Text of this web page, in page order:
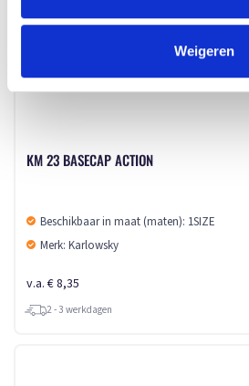
Weigeren
KM 23 BASECAP ACTION
Beschikbaar in maat (maten): 1SIZE
Merk: Karlowsky
v.a. € 8,35
2 - 3 werkdagen